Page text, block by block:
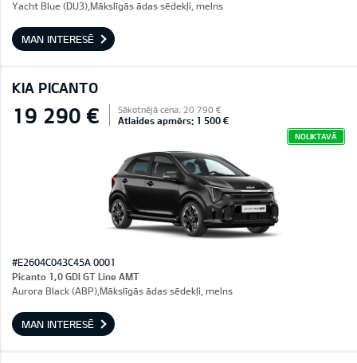
Yacht Blue (DU3),Mākslīgās ādas sēdekļi, melns
MAN INTERESĒ
KIA PICANTO
19 290 € Sākotnējā cena: 20 790 €
Atlaides apmērs: 1 500 €
NOLIKTAVĀ
#E2604C043C45A 0001
Picanto 1,0 GDI GT Line AMT
Aurora Black (ABP),Mākslīgās ādas sēdekļi, melns
MAN INTERESĒ